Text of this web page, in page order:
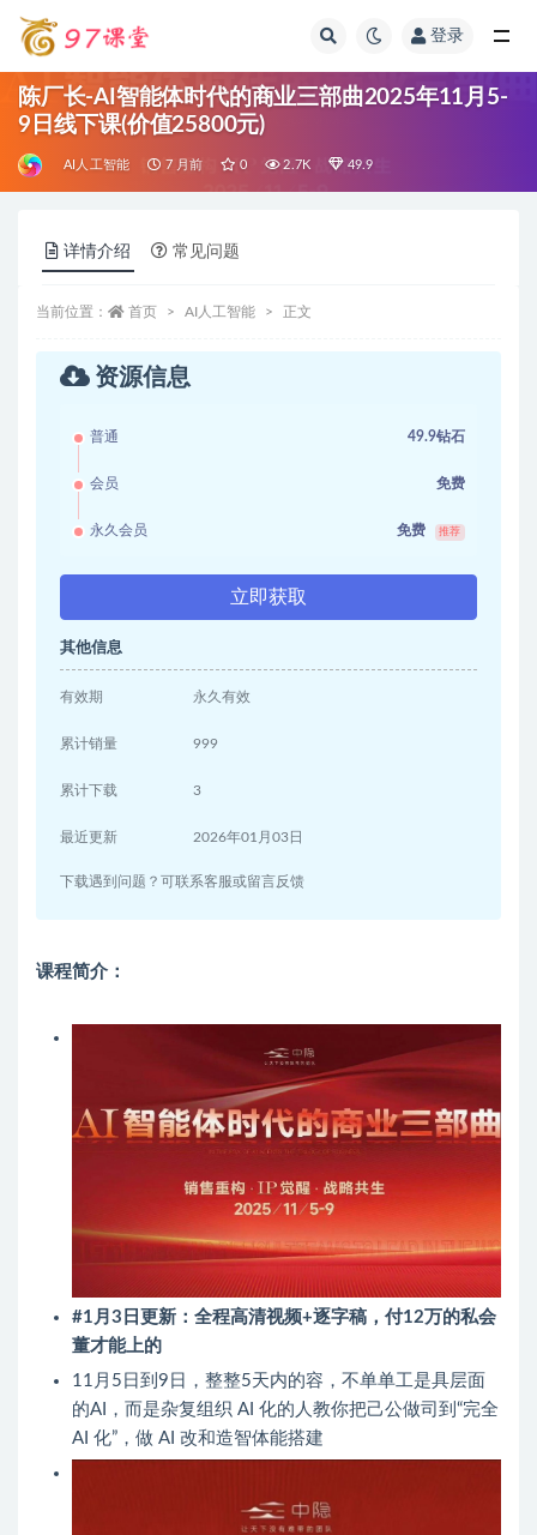
登录
陈厂长-AI智能体时代的商业三部曲2025年11月5-
9日线下课(价值25800元)
AI人工智能 7 月前 0 2.7K 49.9
详情介绍 常见问题
当前位置： 首页 AI人工智能 正文
资源信息
普通 49.9钻石
会员 免费
永久会员 免费 推荐
立即获取
其他信息
有效期 永久有效
累计销量 999
累计下载 3
最近更新 2026年01月03日
下载遇到问题？可联系客服或留言反馈
课程简介：
#1月3日更新：全程高清视频+逐字稿，付12万的私会
董‬才能上的
11月5日到9日，整整5天内的‬容，不单单工是‬具层面
的AI，而是杂复‬组织 AI 化的人教你把己公做司‬到“完全
AI 化”，做 AI 改和造智体能‬搭建